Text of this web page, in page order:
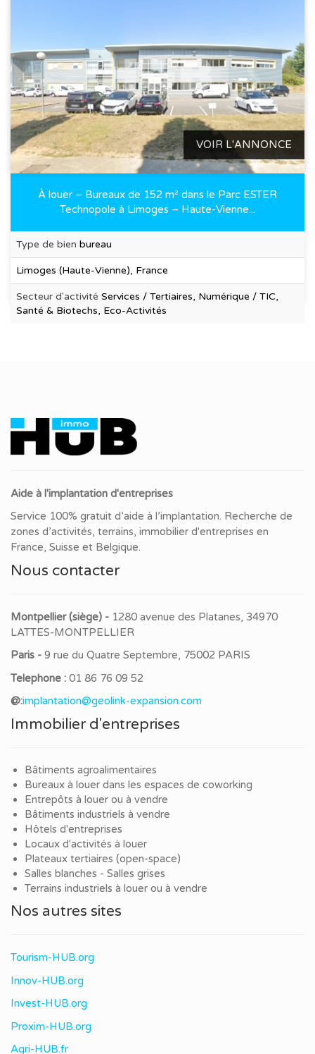
VOIR L'ANNONCE
À louer – Bureaux de 152 m² dans le Parc ESTER
Technopole à Limoges – Haute-Vienne...
Type de bien bureau
Limoges (Haute-Vienne), France
Secteur d'activité Services / Tertiaires, Numérique / TIC,
Santé & Biotechs, Eco-Activités
Aide à l'implantation d'entreprises
Service 100% gratuit d’aide à l’implantation. Recherche de
zones d’activités, terrains, immobilier d'entreprises en
France, Suisse et Belgique.
Nous contacter
Montpellier (siège) - 1280 avenue des Platanes, 34970
LATTES-MONTPELLIER
Paris - 9 rue du Quatre Septembre, 75002 PARIS
Telephone : 01 86 76 09 52
@:implantation@geolink-expansion.com
Immobilier d'entreprises
Bâtiments agroalimentaires
Bureaux à louer dans les espaces de coworking
Entrepôts à louer ou à vendre
Bâtiments industriels à vendre
Hôtels d'entreprises
Locaux d'activités à louer
Plateaux tertiaires (open-space)
Salles blanches - Salles grises
Terrains industriels à louer ou à vendre
Nos autres sites
Tourism-HUB.org
Innov-HUB.org
Invest-HUB.org
Proxim-HUB.org
Agri-HUB.fr